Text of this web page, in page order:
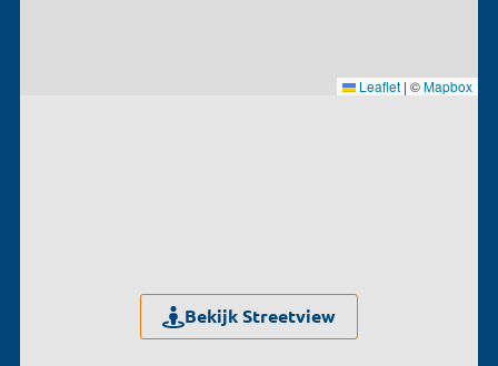
Leaflet | ©Mapbox
Bekijk Streetview